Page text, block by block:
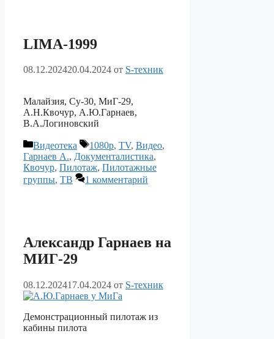
LIMA-1999
08.12.202420.04.2024 от S-техник
Малайзия, Су-30, МиГ-29,
А.Н.Квочур, А.Ю.Гарнаев,
В.А.Логиновский
Рубрики
Видеотека Метки
1080p, TV, Видео,
Гарнаев А., Документалистика,
Квочур, Пилотаж, Пилотажные
группы, ТВ 1 комментарий
Александр Гарнаев на
МИГ-29
08.12.202417.04.2024 от S-техник
Демонстрационный пилотаж из
кабины пилота